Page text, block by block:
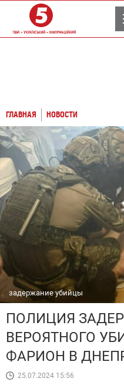
ГЛАВНАЯ НОВОСТИ
задержание убийцы
ПОЛИЦИЯ
ВЕРОЯТНОГО
ФАРИОН В
25.07.2024 15:56